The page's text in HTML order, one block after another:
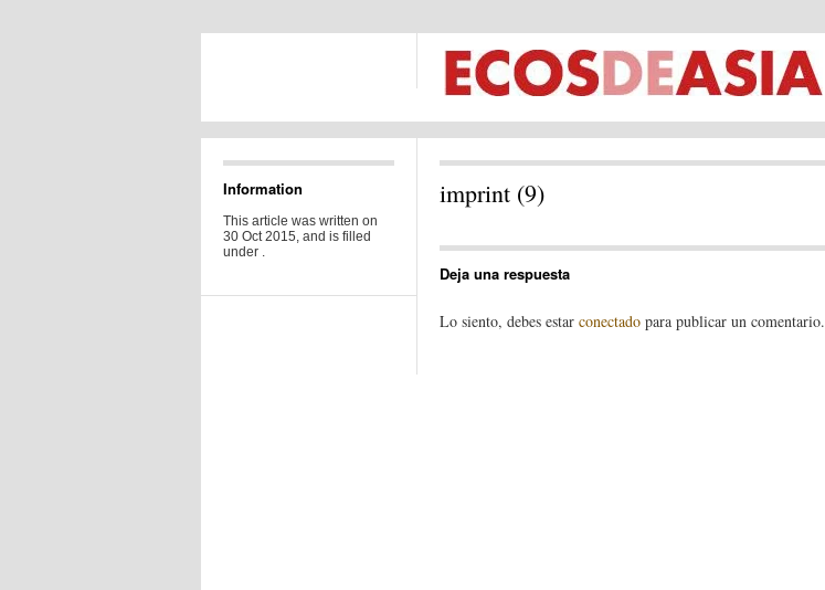
Information
This article was written on
30 Oct 2015, and is filled
under .
imprint (9)
Deja una respuesta
Lo siento, debes estar conectado para publicar un comentario.